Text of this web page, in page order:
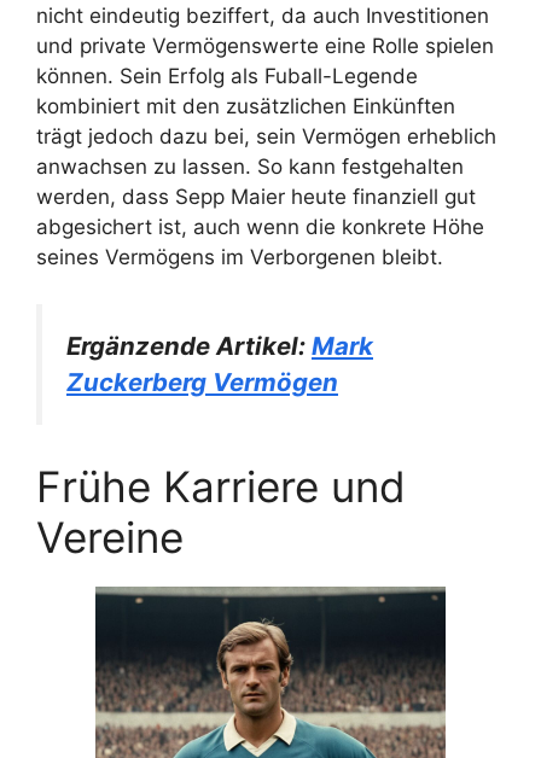
nicht eindeutig beziffert, da auch Investitionen
und private Vermögenswerte eine Rolle spielen
können. Sein Erfolg als Fuball-Legende
kombiniert mit den zusätzlichen Einkünften
trägt jedoch dazu bei, sein Vermögen erheblich
anwachsen zu lassen. So kann festgehalten
werden, dass Sepp Maier heute finanziell gut
abgesichert ist, auch wenn die konkrete Höhe
seines Vermögens im Verborgenen bleibt.
Ergänzende Artikel: Mark
Zuckerberg Vermögen
Frühe Karriere und
Vereine